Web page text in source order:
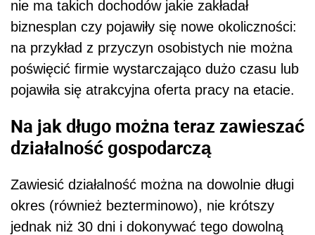
nie ma takich dochodów jakie zakładał
biznesplan czy pojawiły się nowe okoliczności:
na przykład z przyczyn osobistych nie można
poświęcić firmie wystarczająco dużo czasu lub
pojawiła się atrakcyjna oferta pracy na etacie.
Na jak długo można teraz zawieszać
działalność gospodarczą
Zawiesić działalność można na dowolnie długi
okres (również bezterminowo), nie krótszy
jednak niż 30 dni i dokonywać tego dowolną